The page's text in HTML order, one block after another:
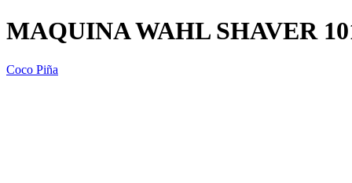
MAQUINA WAHL SHAVER
Coco Piña